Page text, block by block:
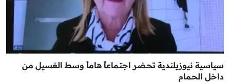
سياسية نيوزيلندية تحضر اجتماعاً هاماً وسط الغسيل من
داخل الحمام